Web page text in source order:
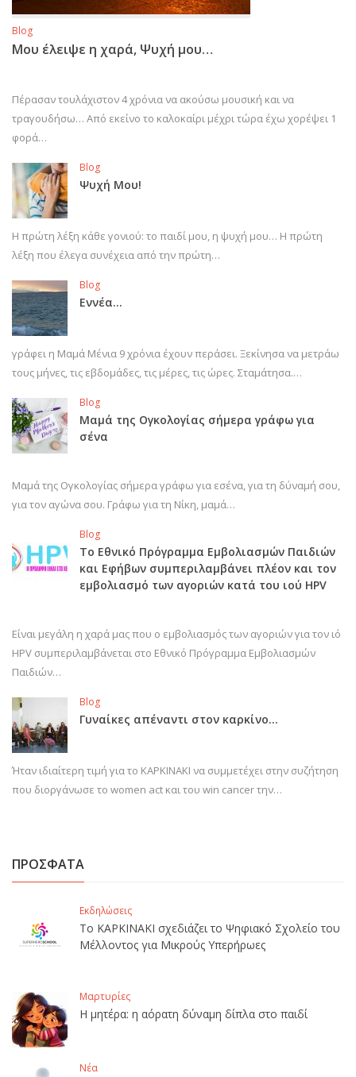
Blog
Μου έλειψε η χαρά, Ψυχή μου…
Πέρασαν τουλάχιστον 4 χρόνια να ακούσω μουσική και να
τραγουδήσω… Από εκείνο το καλοκαίρι μέχρι τώρα έχω χορέψει 1
φορά…
Blog
Ψυχή Μου!
Η πρώτη λέξη κάθε γονιού: το παιδί μου, η ψυχή μου… Η πρώτη
λέξη που έλεγα συνέχεια από την πρώτη…
Blog
Εννέα…
γράφει η Μαμά Μένια 9 χρόνια έχουν περάσει. Ξεκίνησα να μετράω
τους μήνες, τις εβδομάδες, τις μέρες, τις ώρες. Σταμάτησα.…
Blog
Μαμά της Ογκολογίας σήμερα γράφω για
σένα
Μαμά της Ογκολογίας σήμερα γράφω για εσένα, για τη δύναμή σου,
για τον αγώνα σου. Γράφω για τη Νίκη, μαμά…
Blog
Το Εθνικό Πρόγραμμα Εμβολιασμών Παιδιών
και Εφήβων συμπεριλαμβάνει πλέον και τον
εμβολιασμό των αγοριών κατά του ιού HPV
Είναι μεγάλη η χαρά μας που ο εμβολιασμός των αγοριών για τον ιό
HPV συμπεριλαμβάνεται στο Εθνικό Πρόγραμμα Εμβολιασμών
Παιδιών…
Blog
Γυναίκες απέναντι στον καρκίνο…
Ήταν ιδιαίτερη τιμή για το ΚΑΡΚΙΝΑΚΙ να συμμετέχει στην συζήτηση
που διοργάνωσε το women act και του win cancer την…
ΠΡΟΣΦΑΤΑ
Εκδηλώσεις
Το ΚΑΡΚΙΝΑΚΙ σχεδιάζει το Ψηφιακό Σχολείο του
Μέλλοντος για Μικρούς Υπερήρωες
Μαρτυρίες
Η μητέρα: η αόρατη δύναμη δίπλα στο παιδί
Νέα